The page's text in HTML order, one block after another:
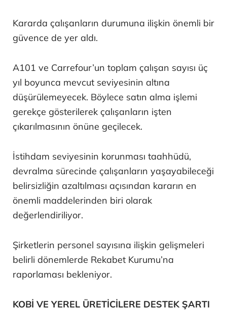
Kararda çalışanların durumuna ilişkin önemli bir
güvence de yer aldı.
A101 ve Carrefour’un toplam çalışan sayısı üç
yıl boyunca mevcut seviyesinin altına
düşürülemeyecek. Böylece satın alma işlemi
gerekçe gösterilerek çalışanların işten
çıkarılmasının önüne geçilecek.
İstihdam seviyesinin korunması taahhüdü,
devralma sürecinde çalışanların yaşayabileceği
belirsizliğin azaltılması açısından kararın en
önemli maddelerinden biri olarak
değerlendiriliyor.
Şirketlerin personel sayısına ilişkin gelişmeleri
belirli dönemlerde Rekabet Kurumu’na
raporlaması bekleniyor.
KOBİ VE YEREL ÜRETİCİLERE DESTEK ŞARTI